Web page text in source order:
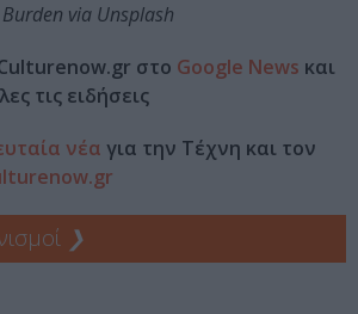
via Unsplash
στο Google News και
τις ειδήσεις
νέα για την Τέχνη και τον
❯